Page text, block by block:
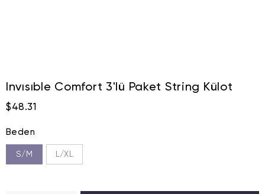
Invısıble Comfort 3'lü Paket String Külot
$48.31
Beden
S/M L/XL